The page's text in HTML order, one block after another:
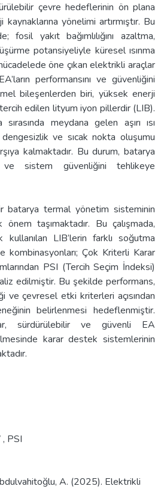
çevre hedeflerinin ön plana
kaynaklarına yönelimi artırmıştır. Bu
fosil yakıt bağımlılığını azaltma,
potansiyeliyle küresel ısınma
öne çıkan elektrikli araçlar
performansını ve güvenliğini
bileşenlerden biri, yüksek enerji
edilen lityum iyon pillerdir (LIB).
meydana gelen aşırı ısı
ve sıcak nokta oluşumu
kalmaktadır. Bu durum, batarya
ve sistem güvenliğini tehlikeye
batarya termal yönetim sisteminin
önem taşımaktadır. Bu çalışmada,
kullanılan LIB’lerin farklı soğutma
kombinasyonları; Çok Kriterli Karar
PSI (Tercih Seçim İndeksi)
edilmiştir. Bu şekilde performans,
ve çevresel etki kriterleri açısından
belirlenmesi hedeflenmiştir.
sürdürülebilir ve güvenli EA
karar destek sistemlerinin
, PSI
A. (2025). Elektrikli